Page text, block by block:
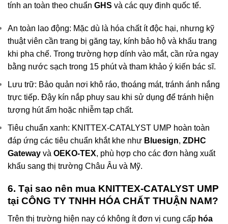
tính an toàn theo chuẩn GHS và các quy định quốc tế.
An toàn lao động: Mặc dù là hóa chất ít độc hại, nhưng kỹ
thuật viên cần trang bị găng tay, kính bảo hộ và khẩu trang
khi pha chế. Trong trường hợp dính vào mắt, cần rửa ngay
bằng nước sạch trong 15 phút và tham khảo ý kiến bác sĩ.
Lưu trữ: Bảo quản nơi khô ráo, thoáng mát, tránh ánh nắng
trực tiếp. Đậy kín nắp phuy sau khi sử dụng để tránh hiện
tượng hút ẩm hoặc nhiễm tạp chất.
Tiêu chuẩn xanh: KNITTEX-CATALYST UMP hoàn toàn
đáp ứng các tiêu chuẩn khắt khe như Bluesign, ZDHC
Gateway và OEKO-TEX, phù hợp cho các đơn hàng xuất
khẩu sang thị trường Châu Âu và Mỹ.
6. Tại sao nên mua KNITTEX-CATALYST UMP
tại CÔNG TY TNHH HÓA CHẤT THUẬN NAM?
Trên thị trường hiện nay có không ít đơn vị cung cấp hóa